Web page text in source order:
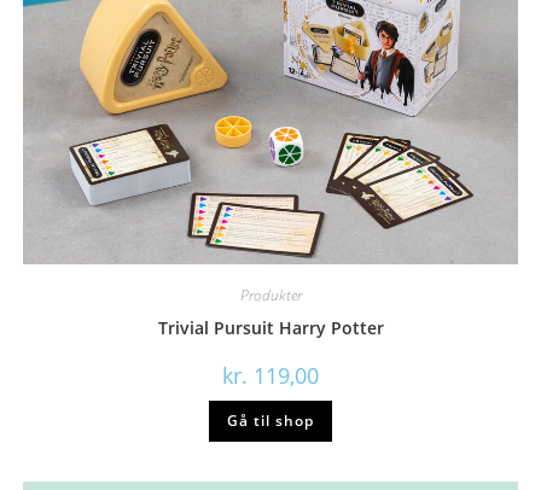
Produkter
Trivial Pursuit Harry Potter
kr. 119,00
Gå til shop